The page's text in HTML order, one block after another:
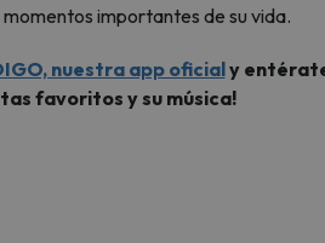
importantes de su vida.
nuestra app oficialy
favoritos y su música!